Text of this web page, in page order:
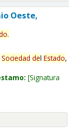
Oeste,
.
Sociedad del Estado,
Signatura